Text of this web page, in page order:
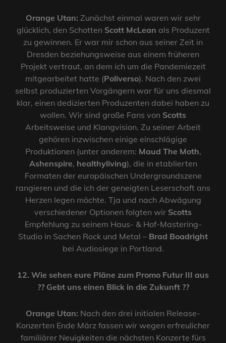
Orange Utan: Zunächst einmal waren wir sehr
glücklich, den Schotten Scott McLean als Produzent
zu gewinnen. Er war mir schon aus seiner Zeit in
Dresden beziehungsweise aus einem früheren
Projekt vertraut, an dem ich um die Pandemiezeit
mitgearbeitet hatte (Poliverso). Nach den zwei
selbst produzierten Vorgängern war für uns diesmal
klar, einen dedizierten Produzenten dabei haben zu
wollen. Wir sind große Fans von Scotts
Arbeitsweise und Klangvision. Zu seiner Arbeit
gehören inzwischen einige einschlägige
Produktionen (unter anderem: Maud The Moth,
Ashenspire, healthyliving), die in etablierten
Formaten der europäischen Undergroundszene
rangieren und die ich der geneigten Leserschaft ans
Herzen legen möchte. Tja und nach Abwägung
verschiedener Optionen folgten wir Scotts
Empfehlung zu seinem Haus- & Hof-Mastering-
Studio in Sachen Rock und Metal – Brad Boadright
bei Audiosiege in Portland.
12. Wie sehen eure Pläne zum Promo Futur III aus
?? Gebt uns einen Blick in die Zukunft ??
Orange Utan: Nach den drei initialen Release-
Konzerten Ende März fassen wir wegen erfreulicher
familiärer Neuigkeiten die nächsten Konzerte fürs